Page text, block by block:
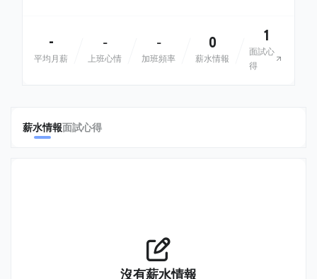
-
平均月薪
-
上班心情
-
加班頻率
0
薪水情報
1
面試心
得
薪水情報面試心得
沒有薪水情報